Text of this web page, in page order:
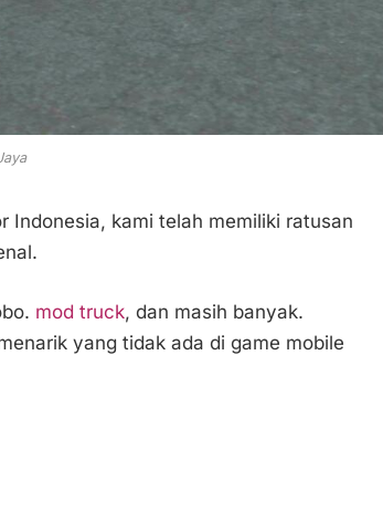
Indonesia, kami telah memiliki ratusan
mod truck, dan masih banyak.
yang tidak ada di game mobile